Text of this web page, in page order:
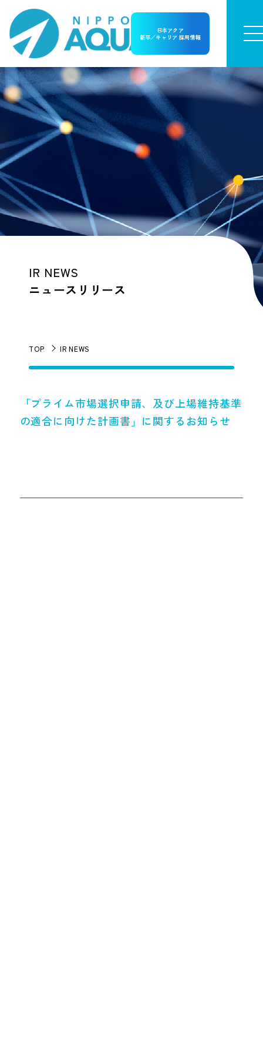
日本アクア
新卒／キャリア 採用情報
IR NEWS
ニュースリリース
TOP IR NEWS
「プライム市場選択申請、及び上場維持基準
の適合に向けた計画書」に関するお知らせ